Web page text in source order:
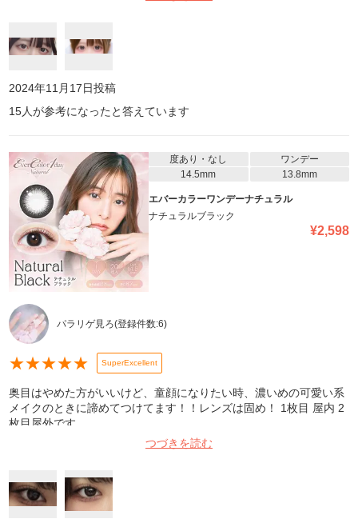
2024年11月17日投稿
15人が参考になったと答えています
度あり・なし
ワンデー
14.5mm
13.8mm
エバーカラーワンデーナチュラル
ナチュラルブラック
¥2,598
パラリゲ見ろ(登録件数:6)
★★★★★ SuperExcellent
奥目はやめた方がいいけど、童顔になりたい時、濃いめの可愛い系
メイクのときに諦めてつけてます！！レンズは固め！ 1枚目 屋内 2
枚目屋外です
つづきを読む